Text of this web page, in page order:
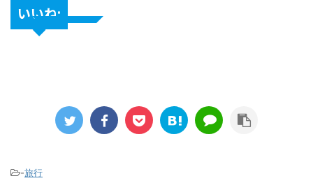
いいね:
-旅行